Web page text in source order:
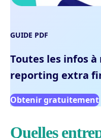
GUIDE PDF
Toutes les infos
reporting extra
Obtenir gratuitement
Quelles